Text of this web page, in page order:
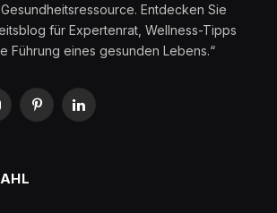
Gesundheitsressource. Entdecken Sie
für Expertenrat, Wellness-Tipps
Führung eines gesunden Lebens.“
PinterestLinkedIn